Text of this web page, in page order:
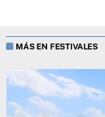
MÁS EN FESTIVALES